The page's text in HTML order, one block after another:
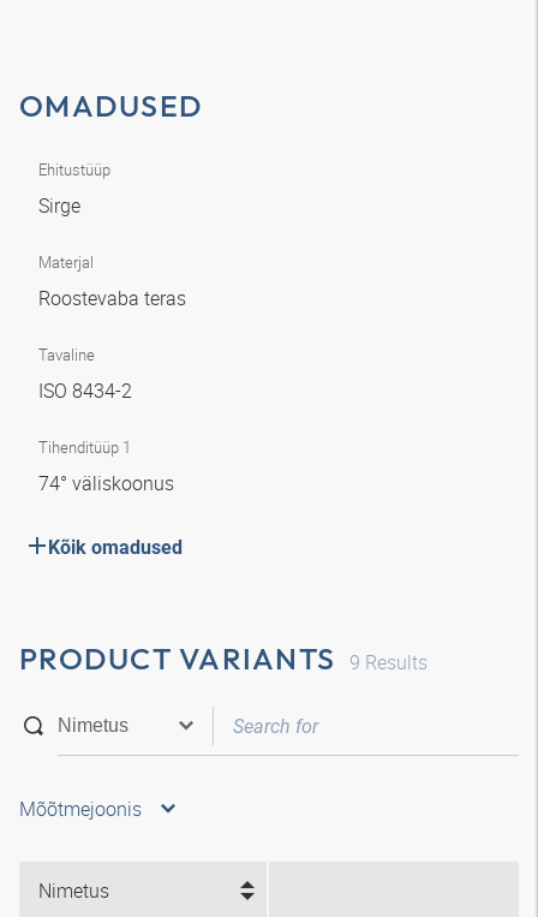
OMADUSED
Ehitustüüp
Sirge
Materjal
Roostevaba teras
Tavaline
ISO 8434-2
Tihenditüüp 1
74° väliskoonus
Kõik omadused
PRODUCT VARIANTS 9 Results
Mõõtmejoonis
Nimetus